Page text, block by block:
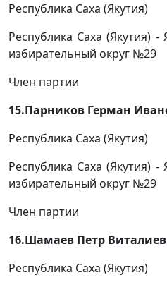
Республика Саха (Якутия)
Республика Саха (Якутия)
избирательный округ №29
Член партии
15.Парников Герман
Республика Саха (Якутия)
Республика Саха (Якутия)
избирательный округ №29
Член партии
16.Шамаев Петр
Республика Саха (Якутия)